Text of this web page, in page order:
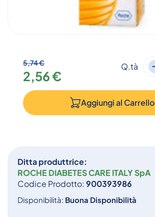
Ditta produttrice:
ROCHE DIABETES CARE ITALY SpA
Codice Prodotto: 900393986
Disponibilità: Buona Disponibilità
5,74 €
2,56 €
Q.tà
Aggiungi al Carrello